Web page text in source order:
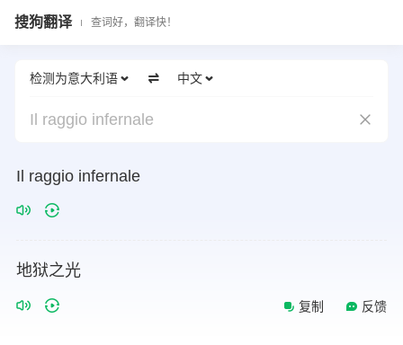
搜狗翻译 查词好，翻译快！
检测为意大利语 中文
Il raggio infernale
Il raggio infernale
地狱之光
复制 反馈